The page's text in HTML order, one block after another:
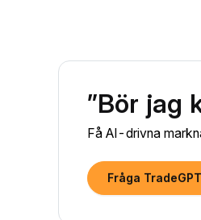
”Bör jag
Få AI-drivna
Fråga TradeGPT